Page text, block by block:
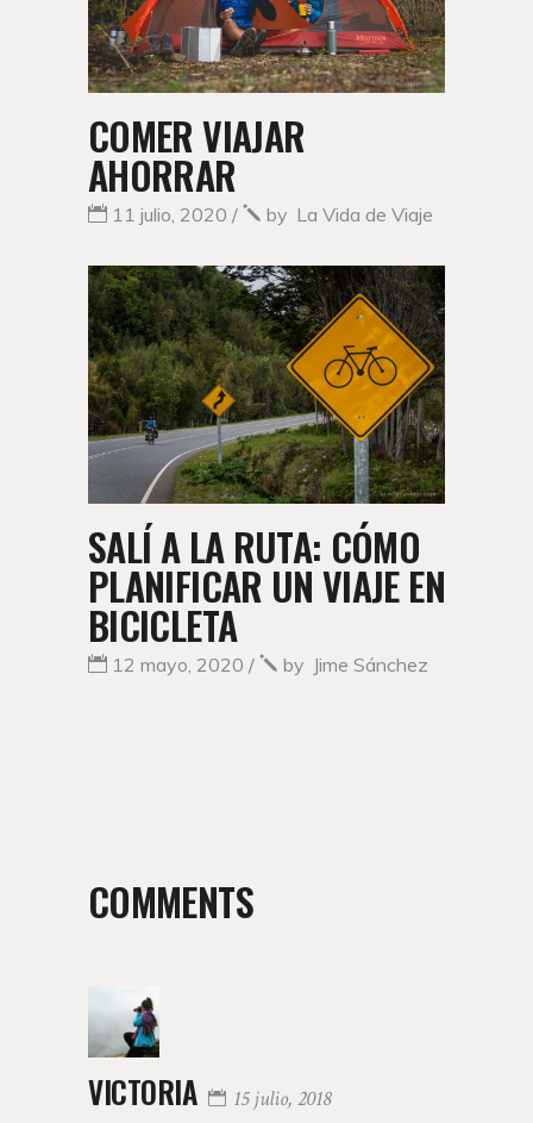
COMER VIAJAR
AHORRAR
11 julio, 2020 by La Vida de Viaje
SALÍ A LA RUTA: CÓMO
PLANIFICAR UN VIAJE EN
BICICLETA
12 mayo, 2020 by Jime Sánchez
COMMENTS
VICTORIA 15 julio, 2018